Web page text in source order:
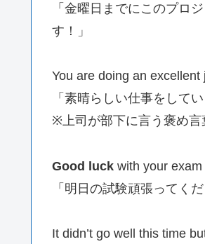
「金曜日までにこのプロ
す！」
You are doing an excellent
「素晴らしい仕事をして
※上司が部下に言う褒め言
Good luck with your exam
「明日の試験頑張ってく
It didn’t go well this time